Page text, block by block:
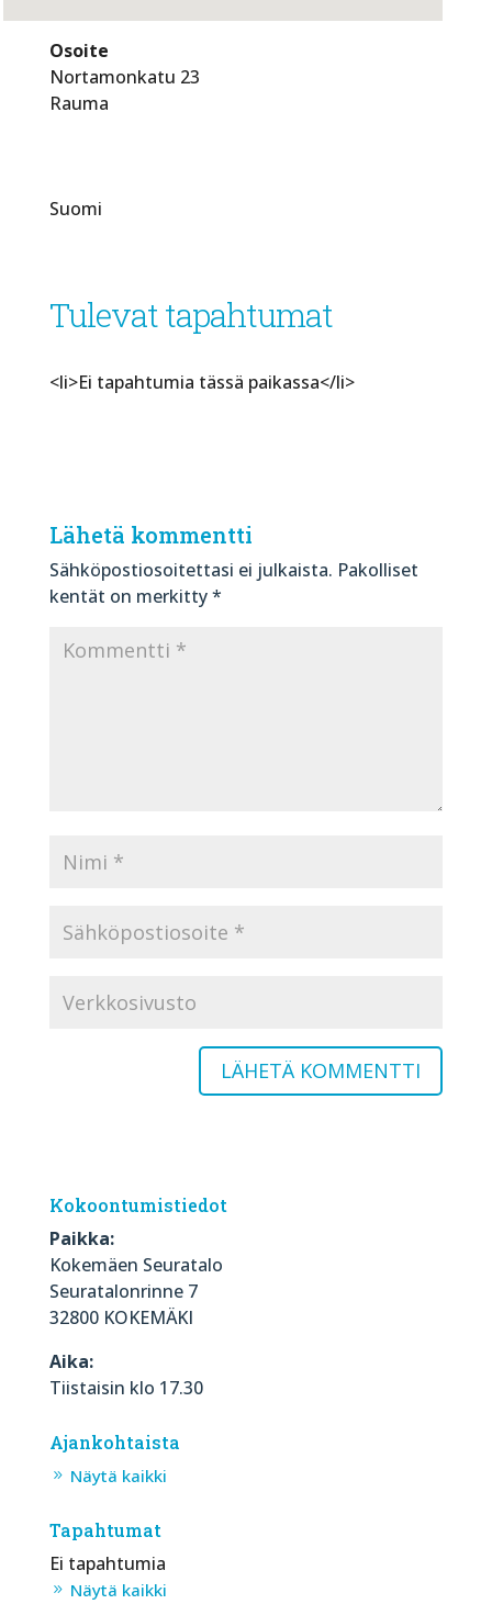
Osoite
Nortamonkatu 23
Rauma
Suomi
Tulevat tapahtumat
<li>Ei tapahtumia tässä paikassa</li>
Lähetä kommentti
Sähköpostiosoitettasi ei julkaista. Pakolliset
kentät on merkitty*
Kokoontumistiedot
Paikka:
Kokemäen Seuratalo
Seuratalonrinne 7
32800 KOKEMÄKI
Aika:
Tiistaisin klo 17.30
Ajankohtaista
Näytä kaikki
Tapahtumat
Ei tapahtumia
Näytä kaikki